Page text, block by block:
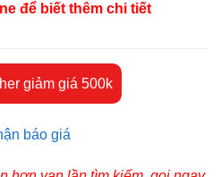
để biết thêm chi tiết
giảm giá 500k